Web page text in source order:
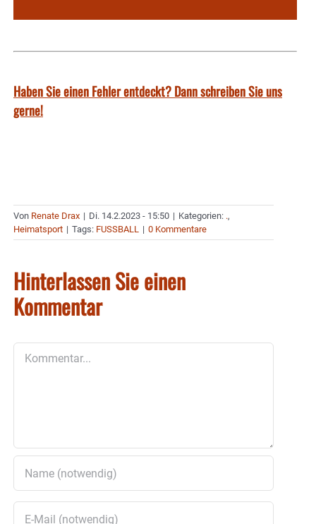
Haben Sie einen Fehler entdeckt? Dann schreiben Sie uns
gerne!
Von Renate Drax | Di. 14.2.2023 - 15:50 | Kategorien: .,
Heimatsport | Tags: FUSSBALL | 0 Kommentare
Hinterlassen Sie einen
Kommentar